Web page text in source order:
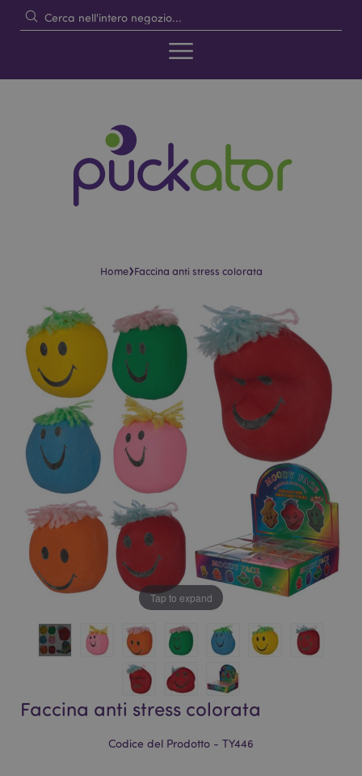
Home›Faccina anti stress colorata
fine
della
galleria
immagini
all'inizio
della
galleria
di
immagini
Tap to expand
Faccina anti stress colorata
Codice del Prodotto - TY446